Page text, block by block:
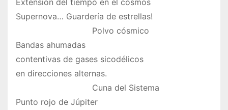
Supernova… Guardería de estrellas!
Polvo cósmico
Bandas ahumadas
contentivas de gases sicodélicos
en direcciones alternas.
Cuna del Sistema
Punto rojo de Júpiter